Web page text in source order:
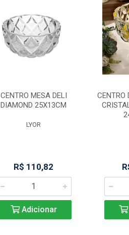
CENTRO MESA DELI
DIAMOND 25X13CM
LYOR
R$ 110,82
Adicionar
CENTRO